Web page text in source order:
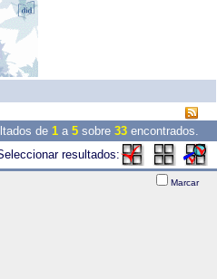
de 1 a 5 sobre 33 encontrados.
resultados:
Marcar